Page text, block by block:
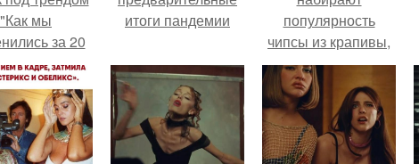
"Как мы
за 20
лет".
итоги пандемии
популярность
чипсы из крапивы,
которые
пользователи в
комментариях
называют
неожиданно